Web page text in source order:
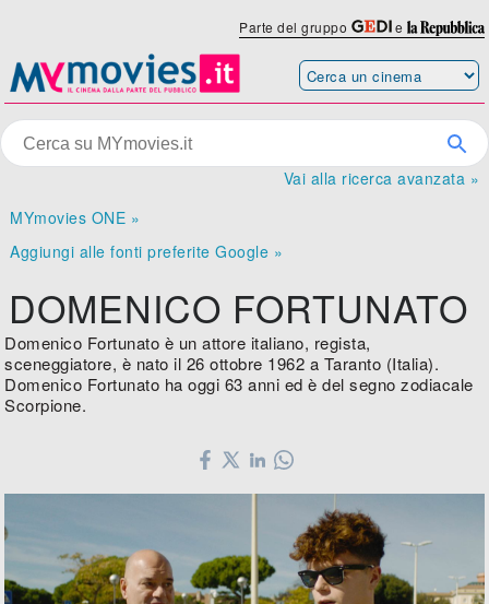
Parte del gruppo e
Vai alla ricerca avanzata »
MYmovies ONE »
Aggiungi alle fonti preferite Google »
DOMENICO FORTUNATO
Domenico Fortunato è un attore italiano, regista,
sceneggiatore, è nato il 26 ottobre 1962 a Taranto (Italia).
Domenico Fortunato ha oggi 63 anni ed è del segno zodiacale
Scorpione.